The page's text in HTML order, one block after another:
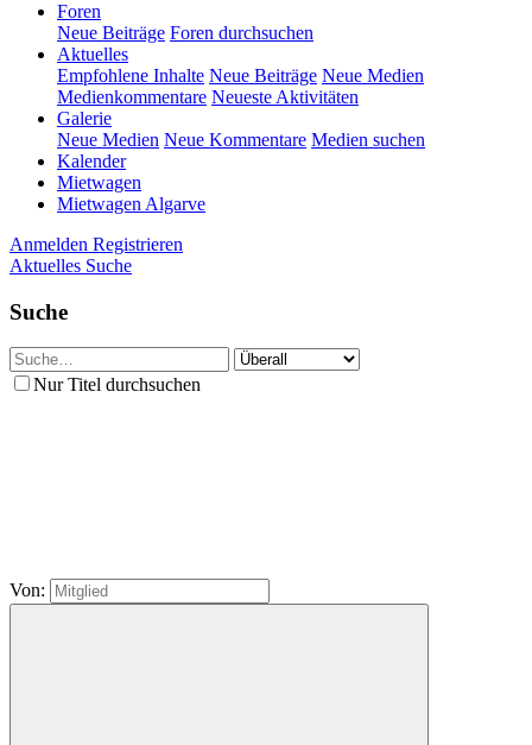
Foren
Neue Beiträge Foren durchsuchen
Aktuelles
Empfohlene Inhalte Neue Beiträge Neue Medien
Medienkommentare Neueste Aktivitäten
Galerie
Neue Medien Neue Kommentare Medien suchen
Kalender
Mietwagen
Mietwagen Algarve
Anmelden Registrieren
Aktuelles Suche
Suche
Nur Titel durchsuchen
Von: